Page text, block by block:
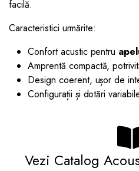
facilă.
Caracteristici urmărite:
Confort acustic pentru
Amprentă compactă,
Design coerent, ușor de
Configurații și dotări
Vezi Catalog